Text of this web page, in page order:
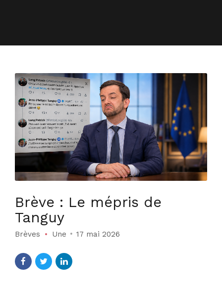
Brève : Le mépris de
Tanguy
Brèves Une 17 mai 2026